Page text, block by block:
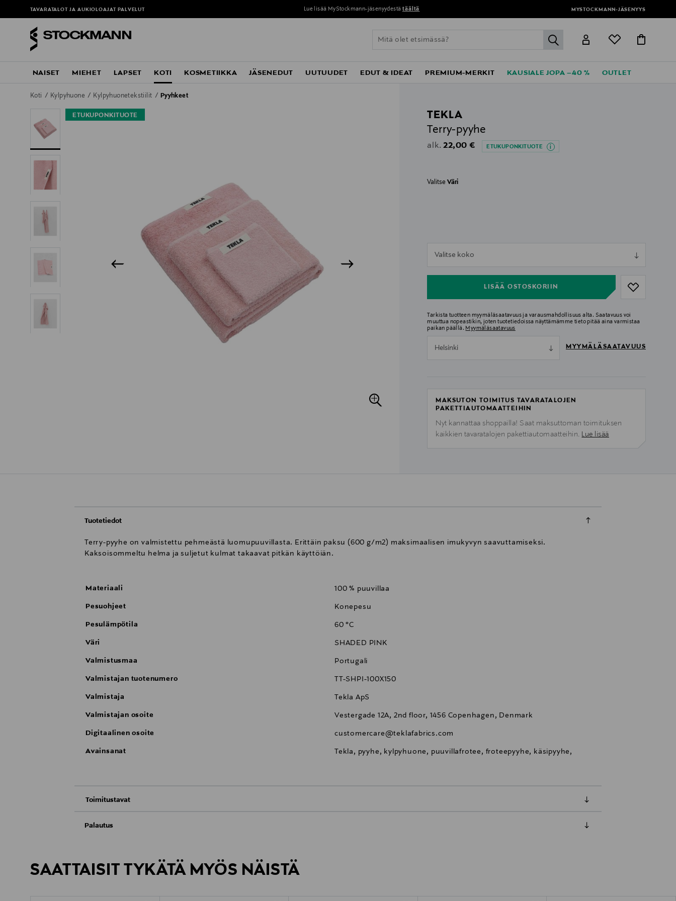
TAVARATALOT JA AUKIOLOAJAT PALVELUT Lue lisää MyStockmann-jäsenyydestä täältä MYSTOCKMANN-JÄSENYYS
label.header.go
NAISET MIEHET LAPSET KOTI KOSMETIIKKA JÄSENEDUT UUTUUDET EDUT & IDEAT PREMIUM-MERKIT KAUSIALE JOPA –40 % OUTLET
Koti Kylpyhuone Kylpyhuonetekstiilit Pyyhkeet
ETUKUPONKITUOTE
TEKLA
Terry-pyyhe
alk. Original Price
22,00 € ETUKUPONKITUOTE
ValitseVäri
Valitse koko
LISÄÄ OSTOSKORIIN
Tarkista tuotteen myymäläsaatavuus ja varausmahdollisuus alta. Saatavuus voi
muuttua nopeastikin, joten tuotetiedoissa näyttämämme tieto pitää aina varmistaa
paikan päällä. Myymäläsaatavuus
Helsinki MYYMÄLÄSAATAVUUS
MAKSUTON TOIMITUS TAVARATALOJEN
PAKETTIAUTOMAATTEIHIN
Nyt kannattaa shoppailla! Saat maksuttoman toimituksen
kaikkien tavaratalojen pakettiautomaatteihin. Lue lisää
Tuotetiedot
Terry-pyyhe on valmistettu pehmeästä luomupuuvillasta. Erittäin paksu (600 g/m2) maksimaalisen imukyvyn saavuttamiseksi.
Kaksoisommeltu helma ja suljetut kulmat takaavat pitkän käyttöiän.
Materiaali 100 % puuvillaa
Pesuohjeet Konepesu
Pesulämpötila 60 °C
Väri SHADED PINK
Valmistusmaa Portugali
Valmistajan tuotenumero TT-SHPI-100X150
Valmistaja Tekla ApS
Valmistajan osoite Vestergade 12A, 2nd floor, 1456 Copenhagen, Denmark
Digitaalinen osoite customercare@teklafabrics.com
Avainsanat Tekla, pyyhe, kylpyhuone, puuvillafrotee, froteepyyhe, käsipyyhe,
Toimitustavat
Kotiinkuljetus
Palautus
LUE TARKEMMAT PALAUTUSOHJEET
SAATTAISIT TYKÄTÄ MYÖS NÄISTÄ